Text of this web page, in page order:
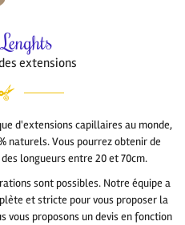
extensions
d'extensions capillaires au monde,
naturels. Vous pourrez obtenir de
longueurs entre 20 et 70cm.
sont possibles. Notre équipe a
et stricte pour vous proposer la
vous proposons un devis en fonction